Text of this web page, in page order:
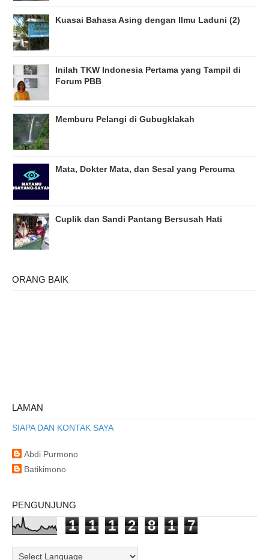
Kuasai Bahasa Asing dengan Ilmu Laduni (2)
Inilah TKW Indonesia Pertama yang Tampil di
Forum PBB
Memburu Pelangi di Gubugklakah
Mata, Dokter Mata, dan Sesal yang Percuma
Cuplik dan Sandi Pantang Bersusah Hati
ORANG BAIK
LAMAN
SIAPA DAN KONTAK SAYA
Abdi Purmono
Batikimono
PENGUNJUNG
1 1 1 2 8 1 7